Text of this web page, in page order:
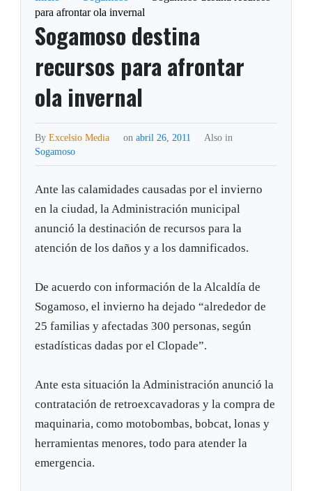
para afrontar ola invernal
Sogamoso destina
recursos para afrontar
ola invernal
ByExcelsio Media on abril 26, 2011
Also in
Sogamoso
Ante las calamidades causadas por el invierno
en la ciudad, la Administración municipal
anunció la destinación de recursos para la
atención de los daños y a los damnificados.
De acuerdo con información de la Alcaldía de
Sogamoso, el invierno ha dejado “alrededor de
25 familias y afectadas 300 personas, según
estadísticas dadas por el Clopade”.
Ante esta situación la Administración anunció la
contratación de retroexcavadoras y la compra de
maquinaria, como motobombas, bobcat, lonas y
herramientas menores, todo para atender la
emergencia.